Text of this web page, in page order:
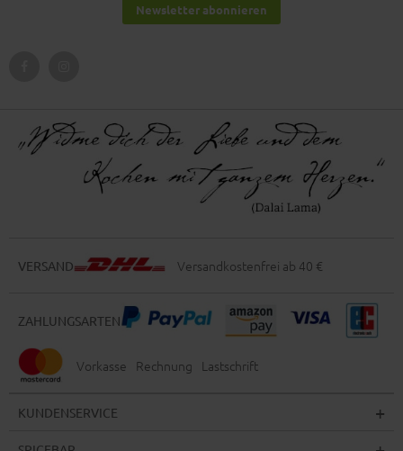
Newsletter abonnieren
VERSAND Versandkostenfrei ab 40 €
ZAHLUNGSARTEN
Vorkasse Rechnung Lastschrift
KUNDENSERVICE